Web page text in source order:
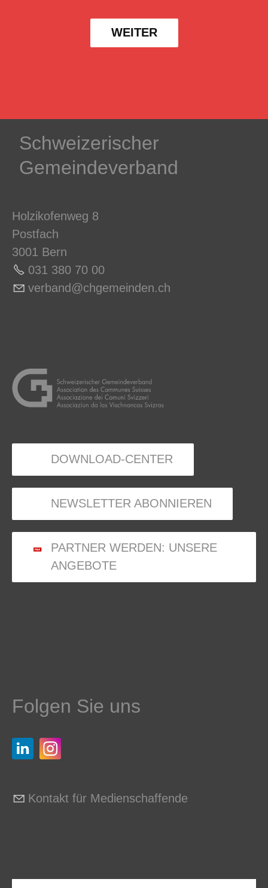
WEITER
Schweizerischer
Gemeindeverband
Holzikofenweg 8
Postfach
3001 Bern
031 380 70 00
v rb nd chg m nd n ch
DOWNLOAD-CENTER
NEWSLETTER ABONNIEREN
PARTNER WERDEN: UNSERE
ANGEBOTE
Folgen Sie uns
Kontakt für Medienschaffende